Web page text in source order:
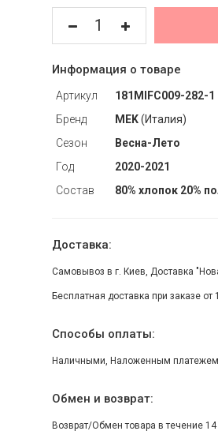
Информация о товаре
Артикул
181MIFC009-282-1
Бренд
MEK(Италия)
Сезон
Весна-Лето
Год
2020-2021
Состав
80% хлопок 20%
Доставка:
Самовывоз в г. Киев, Доставка
Бесплатная доставка при заказе
Способы оплаты:
Наличными, Наложенным платежем,
Обмен и возврат:
Возврат/Обмен товара в течение